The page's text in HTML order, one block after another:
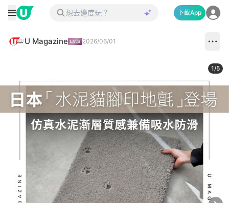
下載App
U Magazine 2026/06/01
1/5